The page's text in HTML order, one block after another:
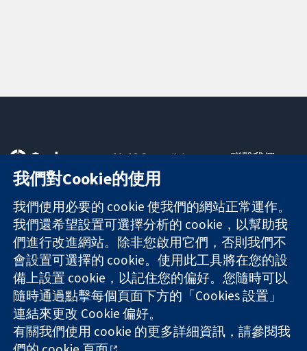
可信任實證
知情決定
更完善的健康照
護
11-13 Cavendish
Square
London
W1G 0AN
United Kingdom
聯繫我們
關於我們
工作機會
Cochrane
Library
The Cochrane Collaboration is a charity (no. 1045921) and a
company limited by guarantee (no. 03044323) registered in
England & Wales. VAT registration number GB 718 2127 49.
我們對Cookie的使用
我們使用必要的 cookie 使我們的網站正常運作。
我們還希望設置可選擇分析的 cookie，以幫助我
們進行改進網站。除非您啟用它們，否則我們不
會設置可選擇的 cookie。使用此工具將在您的設
備上設置 cookie，以記住您的偏好。您隨時可以
隨時通過點擊每個頁面下方的「Cookies 設置」
連結來更改 Cookie 偏好。
有關我們使用 cookie 的更多詳細資訊，請參閱我